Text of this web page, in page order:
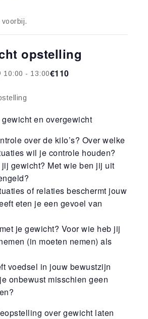
opstelling
10:00 - 13:00€110
en overgewicht
over de kilo’s? Over welke
wil je controle houden?
gewicht? Met wie ben jij uit
of relaties beschermt jouw
eten je een gevoel van
je gewicht? Voor wie heb jij
(in moeten nemen) als
voedsel in jouw bewustzijn
onbewust misschien geen
over gewicht laten